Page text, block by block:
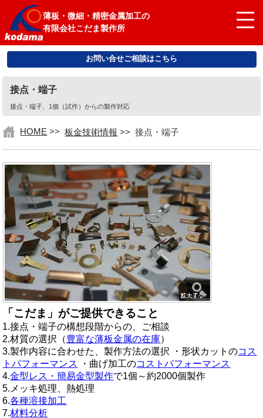
薄板・微細・精密金属加工の
有限会社こだま製作所
お問い合せご相談はこちら
接点・端子
接点・端子、1個（試作）からの製作対応
HOME >> 板金技術情報 >> 接点・端子
「こだま」がご提供できること
1.接点・端子の構想段階からの、ご相談
2.材質の選択（豊富な薄板金属の在庫）
3.製作内容に合わせた、製作方法の選択 ・形状カットのコス
トパフォーマンス
・曲げ加工のコストパフォーマンス
4.金型レス・簡易金型製作で1個～約2000個製作
5.メッキ処理、熱処理
6.各種溶接加工
7.材料分析